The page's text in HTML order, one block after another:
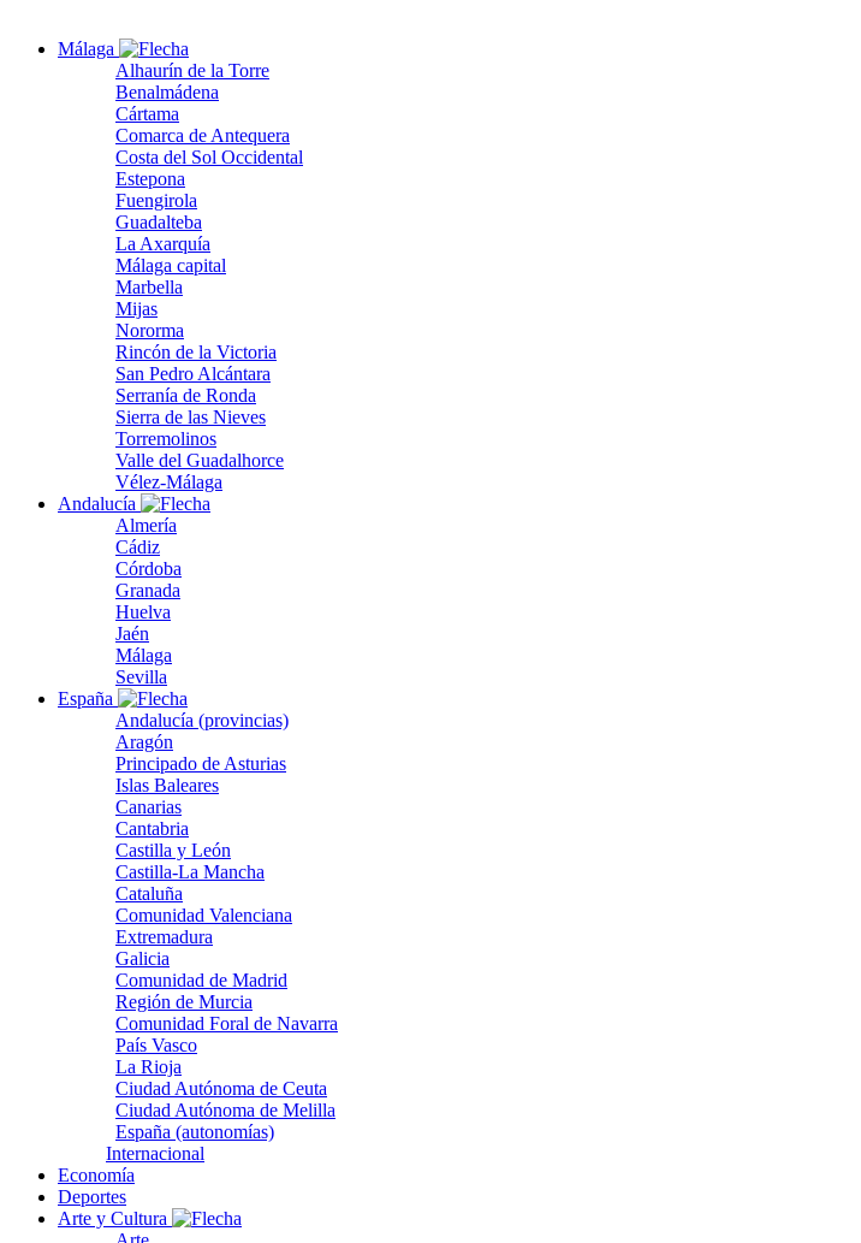
Málaga
Alhaurín de la Torre
Benalmádena
Cártama
Comarca de Antequera
Costa del Sol Occidental
Estepona
Fuengirola
Guadalteba
La Axarquía
Málaga capital
Marbella
Mijas
Nororma
Rincón de la Victoria
San Pedro Alcántara
Serranía de Ronda
Sierra de las Nieves
Torremolinos
Valle del Guadalhorce
Vélez-Málaga
Andalucía
Almería
Cádiz
Córdoba
Granada
Huelva
Jaén
Málaga
Sevilla
España
Andalucía (provincias)
Aragón
Principado de Asturias
Islas Baleares
Canarias
Cantabria
Castilla y León
Castilla-La Mancha
Cataluña
Comunidad Valenciana
Extremadura
Galicia
Comunidad de Madrid
Región de Murcia
Comunidad Foral de Navarra
País Vasco
La Rioja
Ciudad Autónoma de Ceuta
Ciudad Autónoma de Melilla
España (autonomías)
Internacional
Economía
Deportes
Arte y Cultura